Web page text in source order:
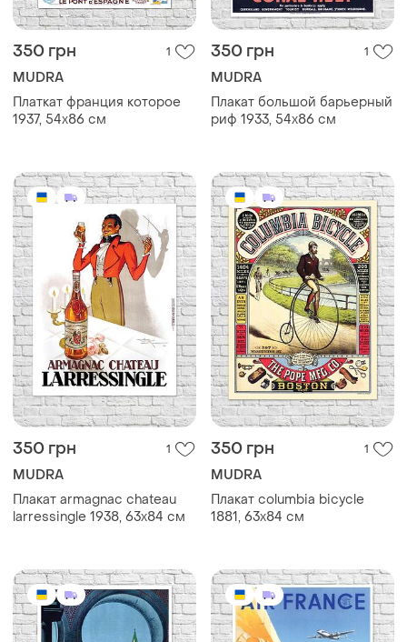
350 грн 1
MUDRA
Платкат франция которое
1937, 54х86 см
350 грн 1
MUDRA
Плакат большой барьерный
риф 1933, 54х86 см
350 грн 1
MUDRA
Плакат armagnac chateau
larressingle 1938, 63х84 см
350 грн 1
MUDRA
Плакат columbia bicycle
1881, 63х84 см